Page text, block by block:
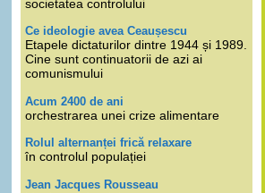
societatea controlului
Ce ideologie avea Ceaușescu
Etapele dictaturilor dintre 1944 și 1989.
Cine sunt continuatorii de azi ai
comunismului
Acum 2400 de ani
orchestrarea unei crize alimentare
Rolul alternanței frică relaxare
în controlul populației
Jean Jacques Rousseau